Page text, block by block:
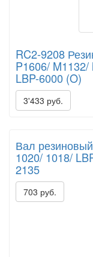
RC2-9208
P1606/
LBP-6000 (O)
3'433 руб.
Вал
1020/ 1018/
2135
703 руб.